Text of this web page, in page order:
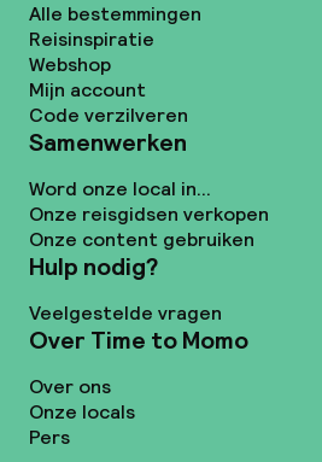
Alle bestemmingen
Reisinspiratie
Webshop
Mijn account
Code verzilveren
Samenwerken
Word onze local in...
Onze reisgidsen verkopen
Onze content gebruiken
Hulp nodig?
Veelgestelde vragen
Over Time to Momo
Over ons
Onze locals
Pers